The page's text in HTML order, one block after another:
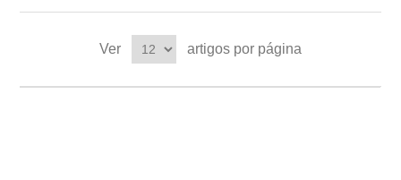
Ver artigos por página